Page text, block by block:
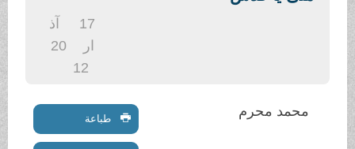
20
محمد محرم طباعة